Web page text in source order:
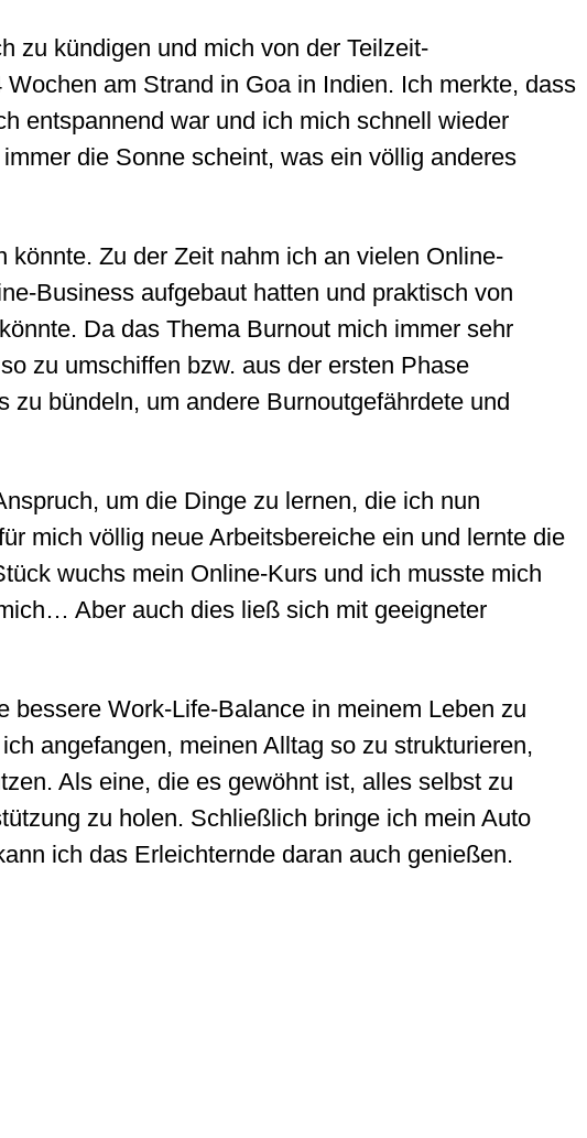
zu kündigen und mich von der Teilzeit-
am Strand in Goa in Indien. Ich merkte, dass
entspannend war und ich mich schnell wieder
die Sonne scheint, was ein völlig anderes
Zu der Zeit nahm ich an vielen Online-
Business aufgebaut hatten und praktisch von
Da das Thema Burnout mich immer sehr
zu umschiffen bzw. aus der ersten Phase
bündeln, um andere Burnoutgefährdete und
um die Dinge zu lernen, die ich nun
mich völlig neue Arbeitsbereiche ein und lernte die
wuchs mein Online-Kurs und ich musste mich
Aber auch dies ließ sich mit geeigneter
Work-Life-Balance in meinem Leben zu
angefangen, meinen Alltag so zu strukturieren,
Als eine, die es gewöhnt ist, alles selbst zu
zu holen. Schließlich bringe ich mein Auto
ich das Erleichternde daran auch genießen.